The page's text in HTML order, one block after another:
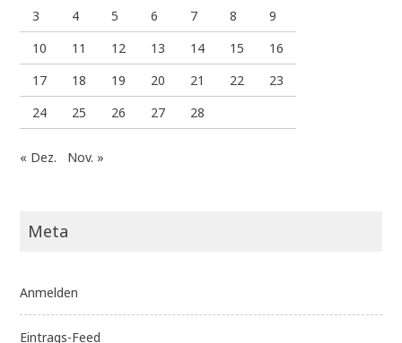
3
4 5 6 7 8
9
10
11 12 13 14 15
16
17
18 19 20 21 22
23
24
25 26 27 28
« Dez. Nov. »
Meta
Anmelden
Eintrags-Feed